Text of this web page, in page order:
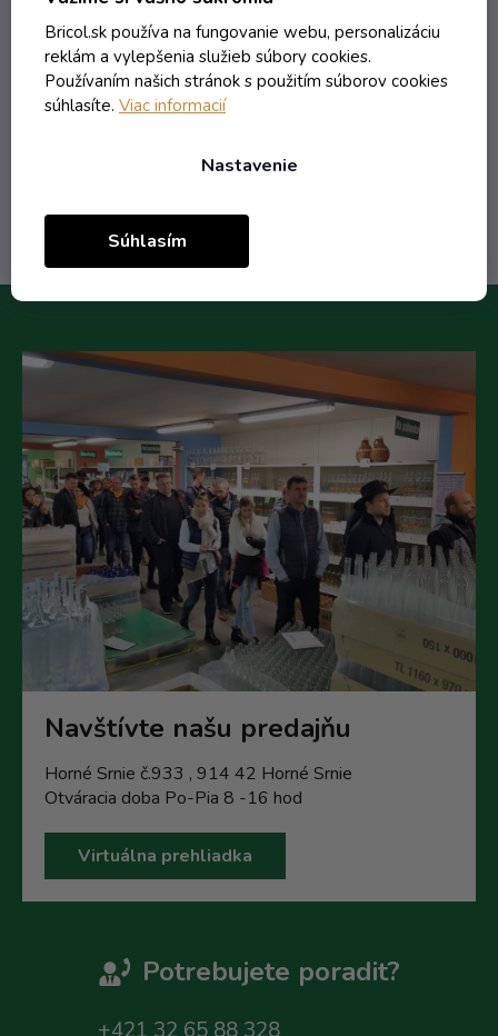
Bricol.sk používa na fungovanie webu, personalizáciu
reklám a vylepšenia služieb súbory cookies.
Používaním našich stránok s použitím súborov cookies
súhlasíte. Viac informacií
Nastavenie
Súhlasím
7,95 € vrátane DPH
6,46 €
Do košíka
Navštívte našu predajňu
Horné Srnie č.933 , 914 42 Horné Srnie
Otváracia doba Po-Pia 8 -16 hod
Virtuálna prehliadka
Potrebujete poradit?
+421 32 65 88 328